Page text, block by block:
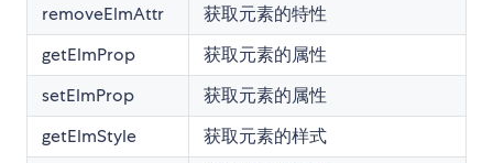
removeElmAttr
获取元素的特性
getElmProp
获取元素的属性
setElmProp
获取元素的属性
getElmStyle
获取元素的样式